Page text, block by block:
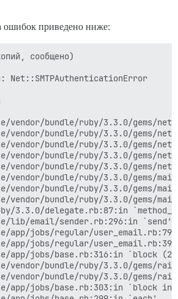
приведено ниже:
сообщено)
Net::SMTPAuthenticationError
vendor/bundle/ruby/3.3.0/
vendor/bundle/ruby/3.3.0/gems/
vendor/bundle/ruby/3.3.0/gems/
vendor/bundle/ruby/3.3.0/gems/
vendor/bundle/ruby/3.3.0/
vendor/bundle/ruby/3.3.0/gems/
vendor/bundle/ruby/3.3.0/gems/
vendor/bundle/ruby/3.3.0/gems/
3.3.0/delegate.rb:87:in
lib/email/sender.rb:296:in `send'
app/jobs/regular/
app/jobs/regular/
app/jobs/base.rb:316:in `block
vendor/bundle/ruby/3.3.0/gems/
vendor/bundle/ruby/3.3.0/gems/
app/jobs/base.rb:303:in `block in